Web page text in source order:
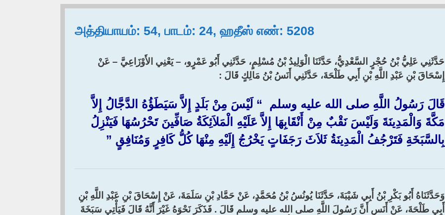
அத்தியாயம்: 54, பாடம்: 24, ஹதீஸ் எண்: 5208
حَدَّثَنِي عَلِيُّ بْنُ حُجْرٍ السَّعْدِيُّ، حَدَّثَنَا الْوَلِيدُ بْنُ مُسْلِمٍ، حَدَّثَنِي أَبُو عَمْرٍو، – يَعْنِي الأَوْزَاعِيَّ – عَنْ
إِسْحَاقَ بْنِ عَبْدِ اللَّهِ بْنِ أَبِي طَلْحَةَ، حَدَّثَنِي أَنَسُ بْنُ مَالِكٍ قَالَ :‏ ‏
قَالَ رَسُولُ اللَّهِ صلى الله عليه وسلم ‏ “‏ لَيْسَ مِنْ بَلَدٍ إِلاَّ سَيَطَؤُهُ الدَّجَّالُ إِلاَّ
مَكَّةَ وَالْمَدِينَةَ وَلَيْسَ نَقْبٌ مِنْ أَنْقَابِهَا إِلاَّ عَلَيْهِ الْمَلاَئِكَةُ صَافِّينَ تَحْرُسُهَا فَيَنْزِلُ
بِالسَّبَخَةِ فَتَرْجُفُ الْمَدِينَةُ ثَلاَثَ رَجَفَاتٍ يَخْرُجُ إِلَيْهِ مِنْهَا كُلُّ كَافِرٍ وَمُنَافِقٍ ‏”‏
وَحَدَّثَنَاهُ أَبُو بَكْرِ بْنُ أَبِي شَيْبَةَ، حَدَّثَنَا يُونُسُ بْنُ مُحَمَّدٍ، عَنْ حَمَّادِ بْنِ سَلَمَةَ، عَنْ إِسْحَاقَ بْنِ عَبْدِ اللَّهِ بْنِ
أَبِي طَلْحَةَ، عَنْ أَنَسٍ أَنَّ رَسُولَ اللَّهِ صلى الله عليه وسلم قَالَ ‏.‏ فَذَكَرَ نَحْوَهُ غَيْرَ أَنَّهُ قَالَ فَيَأْتِي سَبَخَةَ